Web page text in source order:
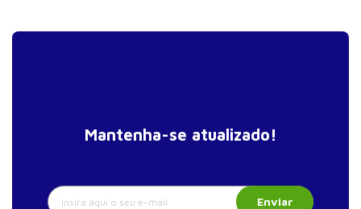
Mantenha-se atualizado!
Enviar